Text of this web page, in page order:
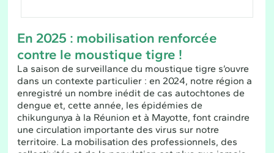
En 2025 : mobilisation renforcée
contre le moustique tigre !
La saison de surveillance du moustique tigre s’ouvre
dans un contexte particulier : en 2024, notre région a
enregistré un nombre inédit de cas autochtones de
dengue et, cette année, les épidémies de
chikungunya à la Réunion et à Mayotte, font craindre
une circulation importante des virus sur notre
territoire. La mobilisation des professionnels, des